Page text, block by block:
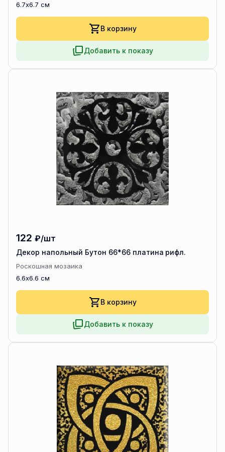
6.7x6.7 см
В корзину
Добавить к показу
122 ₽/шт
Декор напольный Бутон 66*66 платина рифл.
Роскошная мозаика
6.6x6.6 см
В корзину
Добавить к показу